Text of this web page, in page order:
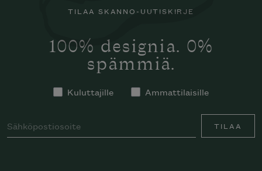
TILAA SKANNO-UUTISKIRJE
100% designia. 0%
spämmiä.
Kuluttajille Ammattilaisille
TILAA